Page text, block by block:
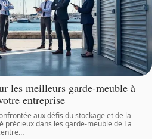
les meilleurs garde-meuble à
entreprise
aux défis du stockage et de la
précieux dans les garde-meuble de La
…